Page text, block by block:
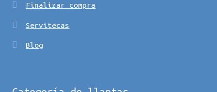
Finalizar compra
Servitecas
Blog